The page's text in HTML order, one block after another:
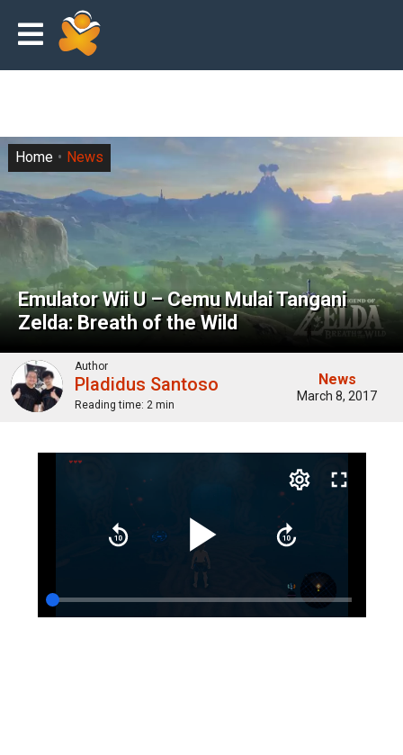
Emulator Wii U – Cemu Mulai Tangani
Zelda: Breath of the Wild
Home News
Author
Pladidus Santoso
Reading time: 2 min
News
March 8, 2017